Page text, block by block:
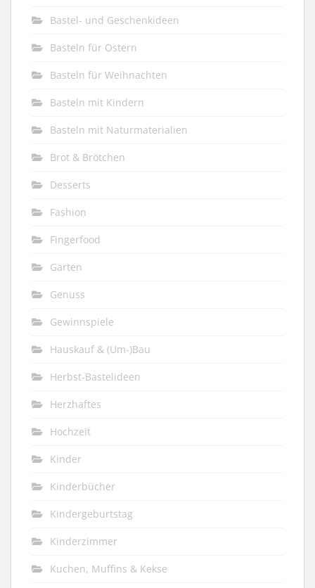
Bastel- und Geschenkideen
Basteln für Ostern
Basteln für Weihnachten
Basteln mit Kindern
Basteln mit Naturmaterialien
Brot & Brötchen
Desserts
Fashion
Fingerfood
Garten
Genuss
Gewinnspiele
Hauskauf & (Um-)Bau
Herbst-Bastelideen
Herzhaftes
Hochzeit
Kinder
Kinderbücher
Kindergeburtstag
Kinderzimmer
Kuchen, Muffins & Kekse